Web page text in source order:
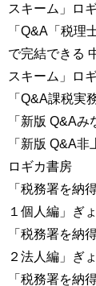
スキーム」ロ
「Q&A「税理
で完結できる
スキーム」ロ
「Q&A課税実
「新版 Q&A
「新版 Q&A
ロギカ書房
「税務署を納
１個人編」ぎ
「税務署を納
２法人編」ぎ
「税務署を納